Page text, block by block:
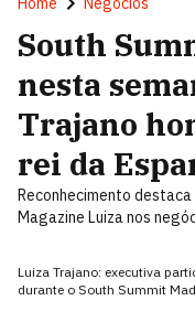
South
nesta
Trajano
rei da
Reconhecimento
Magazine Luiza nos
Luiza Trajano: executiva
durante o South Summit